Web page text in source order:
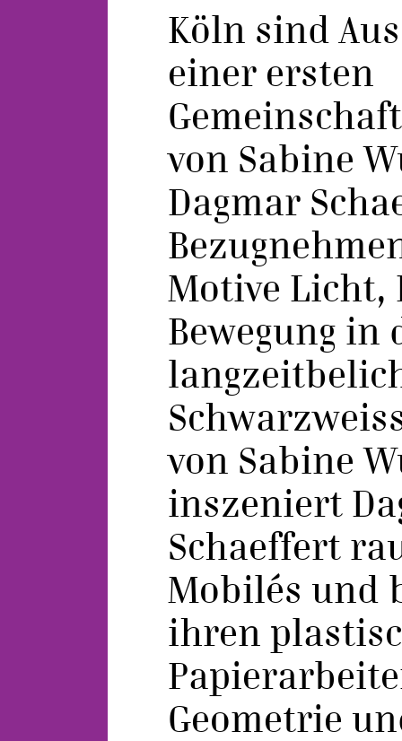
Köln sind
einer ersten
von Sabine
Dagmar
Motive Licht,
Bewegung in
von Sabine
inszeniert
Schaeffert
Mobilés und
ihren
Geometrie